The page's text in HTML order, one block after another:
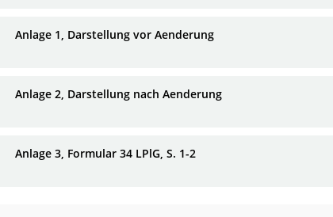
Anlage 1, Darstellung vor Aenderung
Anlage 2, Darstellung nach Aenderung
Anlage 3, Formular 34 LPlG, S. 1-2